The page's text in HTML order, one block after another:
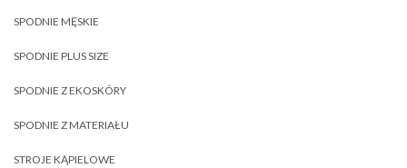
SPODNIE MĘSKIE
SPODNIE PLUS SIZE
SPODNIE Z EKOSKÓRY
SPODNIE Z MATERIAŁU
STROJE KĄPIELOWE